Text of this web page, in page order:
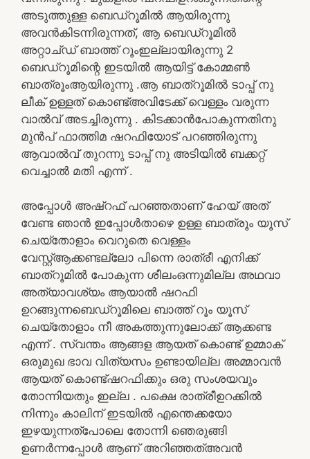
അടുത്തുള്ള ബെഡ്‌റൂമിൽ ആയിരുന്നു
അവൻകിടന്നിരുന്നത്, ആ ബെഡ്റൂമിൽ
അറ്റാച്ഡ് ബാത്ത് റൂംഇല്ലായിരുന്നു 2
ബെഡ്റൂമിന്റെ ഇടയിൽ ആയിട്ട് കോമ്മൺ
ബാത്രൂംആയിരുന്നു .ആ ബാത്‌റൂമിൽ ടാപ്പ് നു
ലീക് ഉള്ളത് കൊണ്ട്അവിടേക്ക് വെള്ളം വരുന്ന
വാൽവ് അടച്ചിരുന്നു . കിടക്കാൻപോകുന്നതിനു
മുൻപ് ഫാത്തിമ ഷറഫിയോട് പറഞ്ഞിരുന്നു
ആവാൽവ് തുറന്നു ടാപ്പ് നു അടിയിൽ ബക്കറ്റ്
വെച്ചാൽ മതി എന്ന് .
അപ്പോൾ അഷ്‌റഫ് പറഞ്ഞതാണ് ഹേയ്‌ അത്
വേണ്ട ഞാൻ ഇപ്പോൾതാഴെ ഉള്ള ബാത്രൂം യൂസ്
ചെയ്തോളാം വെറുതെ വെള്ളം
വേസ്റ്റ്ആക്കണ്ടല്ലോ പിന്നെ രാത്രീ എനിക്ക്
ബാത്‌റൂമിൽ പോകുന്ന ശീലംഒന്നുമില്ല അഥവാ
അത്യാവശ്യം ആയാൽ ഷറഫി
ഉറങ്ങുന്നബെഡ്റൂമിലെ ബാത്ത് റൂം യൂസ്
ചെയ്തോളാം നീ അകത്തുന്നുലോക്ക് ആക്കണ്ട
എന്ന് . സ്വന്തം ആങ്ങള ആയത് കൊണ്ട് ഉമ്മാക്
ഒരുമുഖ ഭാവ വിത്യസം ഉണ്ടായില്ല അമ്മാവൻ
ആയത് കൊണ്ട്ഷറഫിക്കും ഒരു സംശയവും
തോന്നിയതും ഇല്ല . പക്ഷെ രാത്രീഉറക്കിൽ
നിന്നും കാലിന് ഇടയിൽ എന്തെക്കയോ
ഇഴയുന്നത്പോലെ തോന്നി ഞെരുങ്ങി
ഉണർന്നപ്പോൾ ആണ് അറിഞ്ഞത്അവൻ